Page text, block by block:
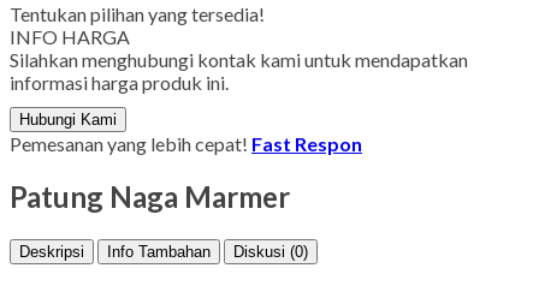
Tentukan pilihan yang tersedia!
INFO HARGA
Silahkan menghubungi kontak kami untuk mendapatkan
informasi harga produk ini.
Hubungi Kami
Pemesanan yang lebih cepat! Fast Respon
Patung Naga Marmer
Deskripsi Info Tambahan Diskusi (0)